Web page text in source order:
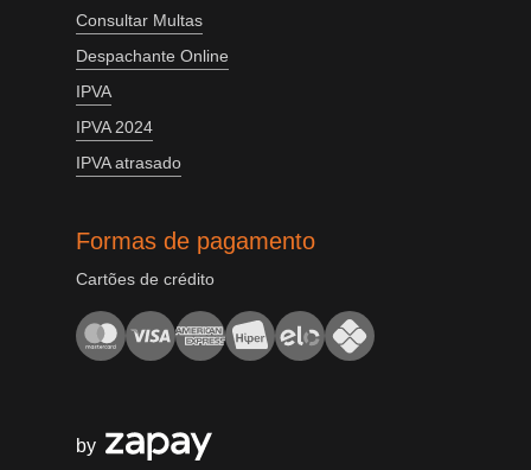
Consultar Multas
Despachante Online
IPVA
IPVA 2024
IPVA atrasado
Formas de pagamento
Cartões de crédito
by